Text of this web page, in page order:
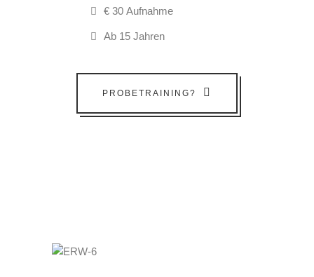
€ 30 Aufnahme
Ab 15 Jahren
PROBETRAINING?